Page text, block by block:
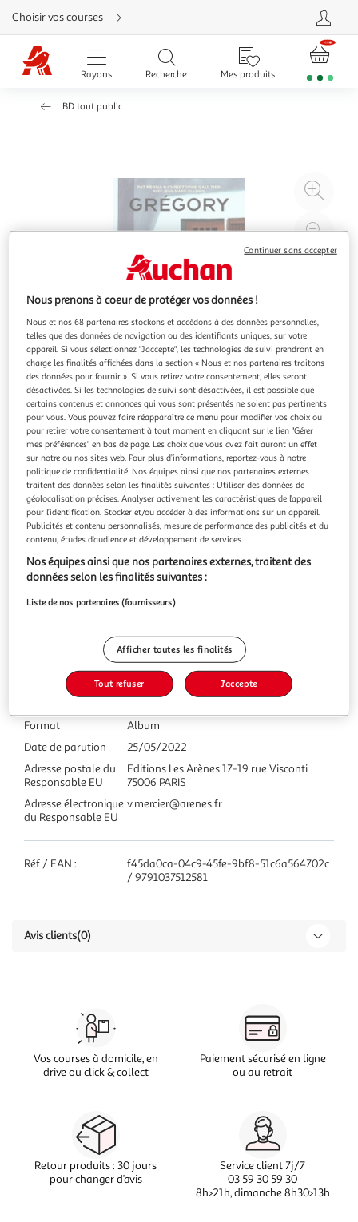
Aller
directement
au
contenu
Aller
directement
Aller
Choisir vos courses
Rayons Recherche Mes produits
BD tout public
à
GREGORY, Perna Pat
Le 16 octobre 1984, les gendarmes repêchent dans une
rivière des Vosges le corps sans vie d'un enfant de quatre
ans, Grégory Villemin. Son bonnet est rabattu sur son
visage, ses pieds et ses mains sont liés. Le lendemain, une
lettre anonyme arrive au domicile de ses parents. Tout est
hors norme dans
En savoir +
Vous voulez connaître le prix de ce produit ?
Afficher le prix
Format
Album
Date de parution
25/05/2022
Adresse postale du
Responsable EU
Editions Les Arènes 17-19 rue Visconti
75006 PARIS
Adresse électronique
du Responsable EU
v.mercier@arenes.fr
Réf / EAN :
f45da0ca-04c9-45fe-9bf8-51c6a564702c
/ 9791037512581
Avis clients(0)
Vos courses à domicile, en
drive ou click & collect
Paiement sécurisé en ligne
ou au retrait
Retour produits : 30 jours
pour changer d’avis
Service client 7j/7
03 59 30 59 30
8h>21h, dimanche 8h30>13h
Nous prenons à coeur de protéger vos données !
Nous et nos 68 partenaires stockons et accédons à des données personnelles,
telles que des données de navigation ou des identifiants uniques, sur votre
appareil. Si vous sélectionnez "J'accepte", les technologies de suivi prendront en
charge les finalités affichées dans la section « Nous et nos partenaires traitons
des données pour fournir ». Si vous retirez votre consentement, elles seront
désactivées. Si les technologies de suivi sont désactivées, il est possible que
certains contenus et annonces qui vous sont présentés ne soient pas pertinents
pour vous. Vous pouvez faire réapparaître ce menu pour modifier vos choix ou
pour retirer votre consentement à tout moment en cliquant sur le lien "Gérer
mes préférences" en bas de page. Les choix que vous avez fait auront un effet
sur notre ou nos sites web. Pour plus d’informations, reportez-vous à notre
politique de confidentialité. Nos équipes ainsi que nos partenaires externes
traitent des données selon les finalités suivantes : Utiliser des données de
géolocalisation précises. Analyser activement les caractéristiques de l’appareil
pour l’identification. Stocker et/ou accéder à des informations sur un appareil.
Publicités et contenu personnalisés, mesure de performance des publicités et du
contenu, études d’audience et développement de services.
Nos équipes ainsi que nos partenaires externes, traitent des
données selon les finalités suivantes :
Liste de nos partenaires (fournisseurs)
Afficher toutes les finalités
Tout refuser J'accepte
Continuer sans accepter